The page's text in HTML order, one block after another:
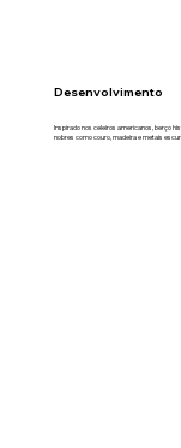
Desenvolvimento
Inspirado nos celeiros americanos, berço
nobres como couro, madeira e metais